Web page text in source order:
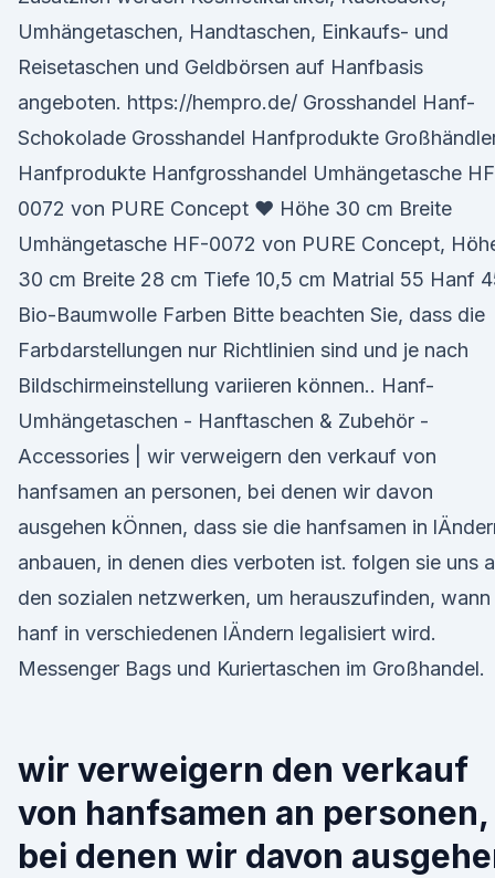
Umhängetaschen, Handtaschen, Einkaufs- und
Reisetaschen und Geldbörsen auf Hanfbasis
angeboten. https://hempro.de/ Grosshandel Hanf-
Schokolade Grosshandel Hanfprodukte
Hanfprodukte Hanfgrosshandel Umhängetasche
0072 von PURE Concept ♥ Höhe 30 cm Breite
Umhängetasche HF-0072 von PURE Concept,
30 cm Breite 28 cm Tiefe 10,5 cm Matrial 55 Hanf
Bio-Baumwolle Farben Bitte beachten Sie, dass die
Farbdarstellungen nur Richtlinien sind und je nach
Bildschirmeinstellung variieren können.. Hanf-
Umhängetaschen - Hanftaschen & Zubehör -
Accessories | wir verweigern den verkauf von
hanfsamen an personen, bei denen wir davon
ausgehen kÖnnen, dass sie die hanfsamen in
anbauen, in denen dies verboten ist. folgen sie uns
den sozialen netzwerken, um herauszufinden, wann
hanf in verschiedenen lÄndern legalisiert wird.
Messenger Bags und Kuriertaschen im Großhandel.
wir verweigern den verkauf
von hanfsamen an personen,
bei denen wir davon